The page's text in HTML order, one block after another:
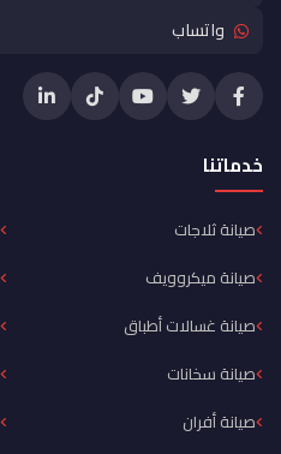
واتساب
خدماتنا
صيانة ثلاجات
صيانة ميكروويف
صيانة غسالات أطباق
صيانة سخانات
صيانة أفران